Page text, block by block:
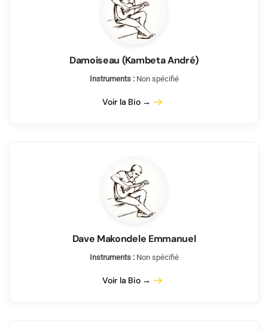
Damoiseau (Kambeta André)
Instruments :Non spécifié
Voir la Bio →
Dave Makondele Emmanuel
Instruments :Non spécifié
Voir la Bio →